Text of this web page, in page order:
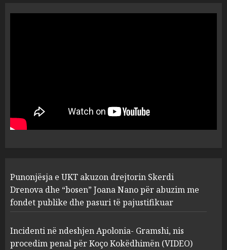
1
“bosen” Joana Nano për
abuzim me fondet publike dhe
pasuri të pajustifikuar
2
Apolonia- Gramshi, nis
procedim penal për Koço
Kokëdhimën (VIDEO)
MARCH 27, 2025
FOTO/ Persona të maskuar
Punonjësja e UKT akuzon drejtorin Skerdi
Drenova dhe “bosen” Joana Nano për abuzim me
fondet publike dhe pasuri të pajustifikuar
Incidenti në ndeshjen Apolonia- Gramshi, nis
procedim penal për Koço Kokëdhimën (VIDEO)